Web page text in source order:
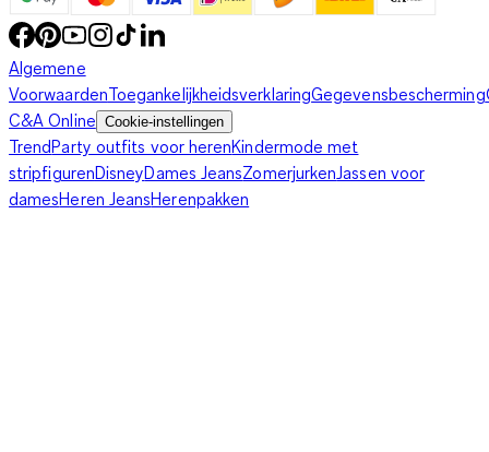
Algemene
VoorwaardenToegankelijkheidsverklaringGegevensbescherming
C&A Online Cookie-instellingen
TrendParty outfits voor herenKindermode met
stripfigurenDisneyDames JeansZomerjurken Jassen voor
damesHeren JeansHerenpakken